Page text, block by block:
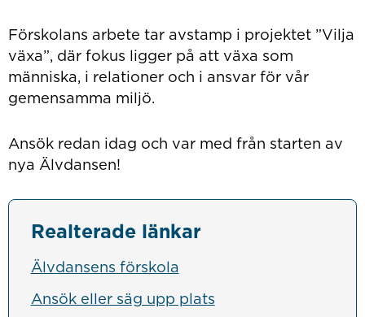
Förskolans arbete tar avstamp i projektet ”Vilja
växa”, där fokus ligger på att växa som
människa, i relationer och i ansvar för vår
gemensamma miljö.
Ansök redan idag och var med från starten av
nya Älvdansen!
Realterade länkar
Älvdansens förskola
Ansök eller säg upp plats